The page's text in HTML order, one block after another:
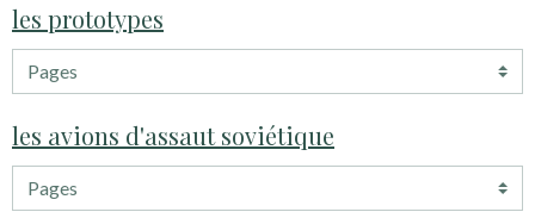
les prototypes
les avions d'assaut soviétique